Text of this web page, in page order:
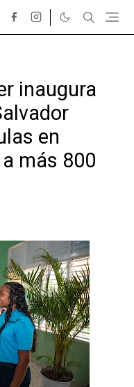
inaugura
en
más 800